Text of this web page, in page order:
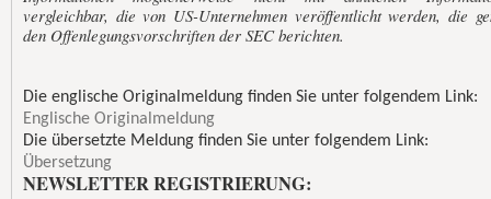
vergleichbar, die von US-Unternehmen veröffentlicht werden, die
den Offenlegungsvorschriften der SEC berichten.
Die englische Originalmeldung finden Sie unter folgendem Link:
Englische Originalmeldung
Die übersetzte Meldung finden Sie unter folgendem Link:
Übersetzung
NEWSLETTER REGISTRIERUNG: